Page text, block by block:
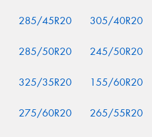
285/45R20 305/40R20
285/50R20 245/50R20
325/35R20 155/60R20
275/60R20 265/55R20